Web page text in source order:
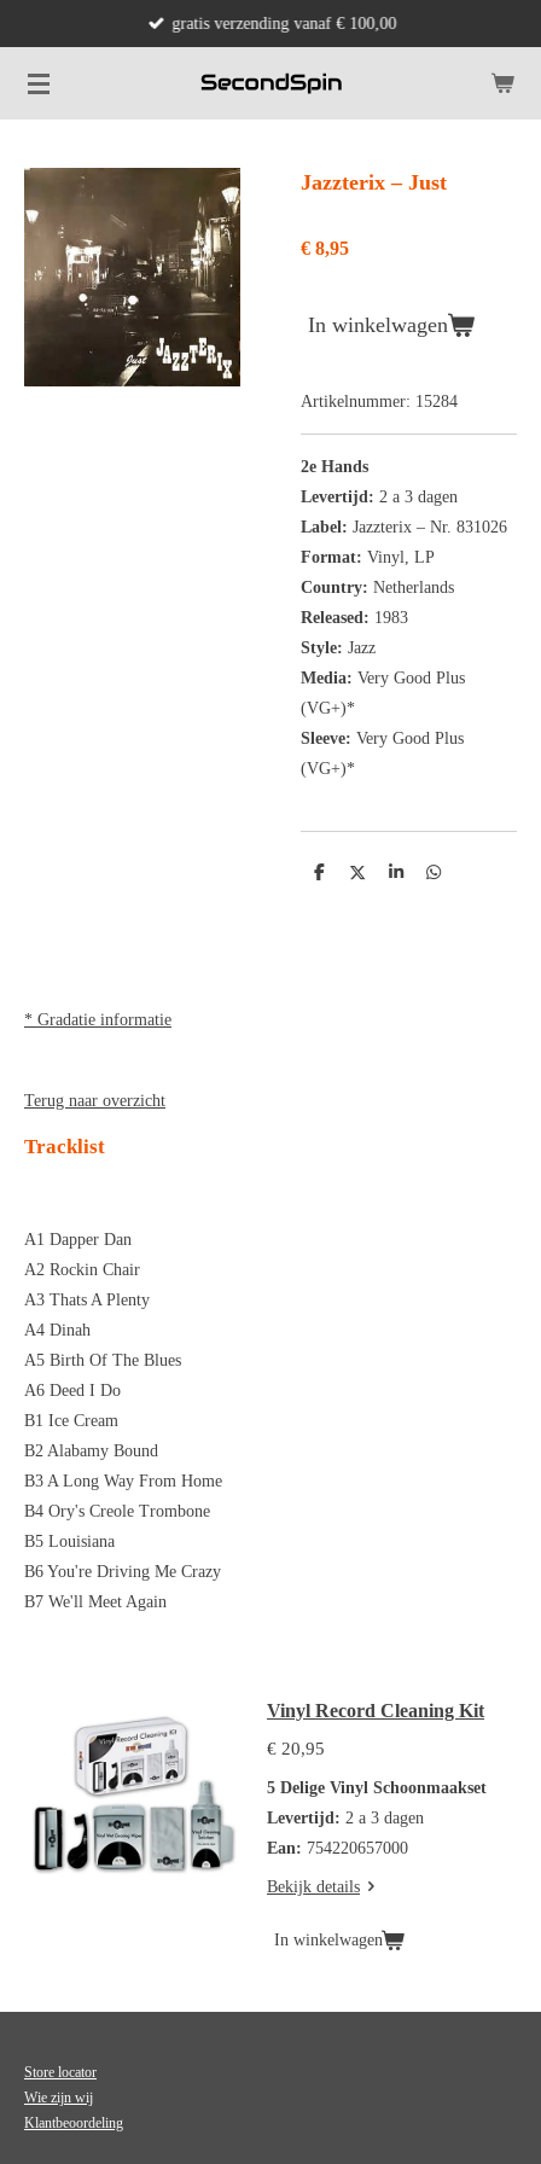
naar
de
gratis verzending vanaf € 100,00
Jazzterix ‎– Just
€ 8,95
In winkelwagen
Artikelnummer: 15284
2e Hands
Levertijd: 2 a 3 dagen
Label: Jazzterix ‎– Nr. 831026
Format: Vinyl, LP
Country: Netherlands
Released: 1983
Style: Jazz
Media: Very Good Plus
(VG+)*
Sleeve: Very Good Plus
(VG+)*
D
D
S
D
* Gradatie informatie
Terug naar overzicht
Tracklist
A1 Dapper Dan
A2 Rockin Chair
A3 Thats A Plenty
A4 Dinah
A5 Birth Of The Blues
A6 Deed I Do
B1 Ice Cream
B2 Alabamy Bound
B3 A Long Way From Home
B4 Ory's Creole Trombone
B5 Louisiana
B6 You're Driving Me Crazy
B7 We'll Meet Again
Vinyl Record Cleaning Kit
€ 20,95
5 Delige Vinyl Schoonmaakset
Levertijd: 2 a 3 dagen
Ean: 754220657000
Bekijk details
In winkelwagen
Store locator
Wie zijn wij
Klantbeoordeling